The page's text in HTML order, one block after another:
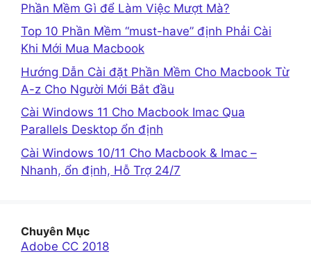
Phần Mềm Gì để Làm Việc Mượt Mà?
Top 10 Phần Mềm “must-have” định Phải Cài
Khi Mới Mua Macbook
Hướng Dẫn Cài đặt Phần Mềm Cho Macbook Từ
A-z Cho Người Mới Bắt đầu
Cài Windows 11 Cho Macbook Imac Qua
Parallels Desktop ổn định
Cài Windows 10/11 Cho Macbook & Imac –
Nhanh, ổn định, Hỗ Trợ 24/7
Chuyên Mục
Adobe CC 2018